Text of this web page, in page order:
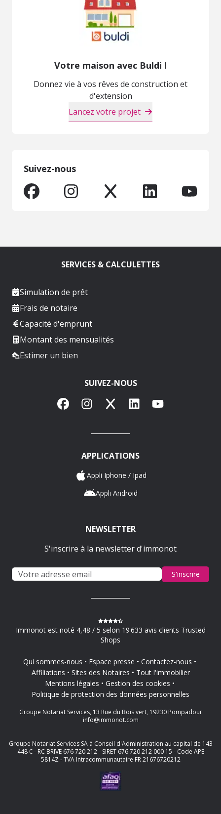
Votre maison avec Buldi !
Donnez vie à vos rêves de construction et
d'extension
Lancez votre projet
Suivez-nous
SERVICES & CALCULETTES
Simulation de prêt
Frais de notaire
Capacité d'emprunt
Montant des mensualités
Estimer un bien
SUIVEZ-NOUS
FacebookInstagram
X LinkedInYouTube
APPLICATIONS
Appli Iphone / Ipad
Appli Android
NEWSLETTER
S'inscrire à la newsletter d'immonot
S'inscrire
Immonot est noté 4,48 / 5 selon 19 633 avis clients Trusted
Shops
Qui sommes-nous Espace presse
Contactez-nous
Affiliations
Sites des Notaires
Tout l'immobilier
Mentions légales
Gestion des cookies
Politique de protection des données personnelles
Groupe Notariat Services, 13 Rue du Bois vert, 19230 Pompadour
info@immonot.com
Groupe Notariat Services SA à Conseil d'Administration au capital de 143
448 € - RC BRIVE 676 720 212 - SIRET 676 720 212 000 15 - Code APE
5814Z - TVA Intracommunautaire FR 21676720212